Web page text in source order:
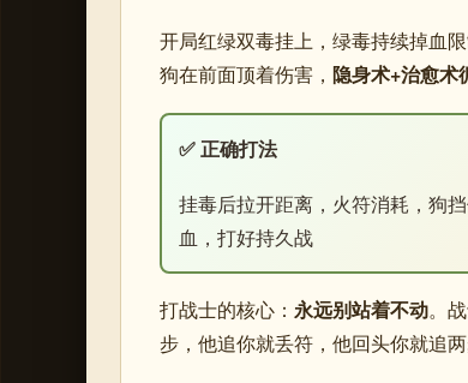
开局红绿双毒挂上，绿毒持续掉血
狗在前面顶着伤害， 隐身术+治愈术
✅ 正确打法
挂毒后拉开距离，火符消耗，狗
血，打好持久战
打战士的核心： 永远别站着不动。
步，他追你就丢符，他回头你就追